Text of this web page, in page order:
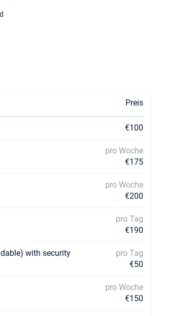
Preis
€100
pro Woche
€175
pro Woche
€200
pro Tag
€190
with security
pro Tag
€50
pro Woche
€150